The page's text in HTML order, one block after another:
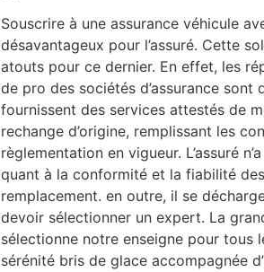
Souscrire à une assurance véhicule
désavantageux pour l’assuré. Cette
atouts pour ce dernier. En effet, les
de pro des sociétés d’assurance sont
fournissent des services attestés de
rechange d’origine, remplissant les
règlementation en vigueur. L’assuré
quant à la conformité et la fiabilité
remplacement. en outre, il se
devoir sélectionner un expert. La
sélectionne notre enseigne pour tous
sérénité bris de glace accompagnée